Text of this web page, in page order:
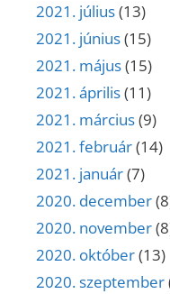
2021. július(13)
2021. június(15)
2021. május(15)
2021. április(11)
2021. március(9)
2021. február(14)
2021. január(7)
2020. december
2020. november
2020. október(13)
2020. szeptember